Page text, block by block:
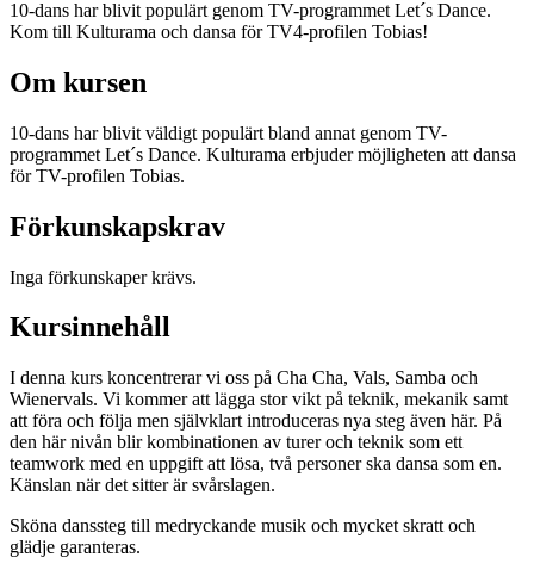
10-dans har blivit populärt genom TV-programmet Let´s Dance.
Kom till Kulturama och dansa för TV4-profilen Tobias!
Om kursen
10-dans har blivit väldigt populärt bland annat genom TV-
programmet Let´s Dance. Kulturama erbjuder möjligheten att dansa
för TV-profilen Tobias.
Förkunskapskrav
Inga förkunskaper krävs.
Kursinnehåll
I denna kurs koncentrerar vi oss på Cha Cha, Vals, Samba och
Wienervals. Vi kommer att lägga stor vikt på teknik, mekanik samt
att föra och följa men självklart introduceras nya steg även här. På
den här nivån blir kombinationen av turer och teknik som ett
teamwork med en uppgift att lösa, två personer ska dansa som en.
Känslan när det sitter är svårslagen.
Sköna danssteg till medryckande musik och mycket skratt och
glädje garanteras.